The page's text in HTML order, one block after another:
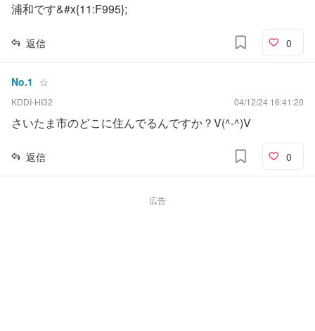
浦和です&#x{11:F995};
返信 0
No.1 ☆
KDDI-HI32 04/12/24 16:41:20
さいたま市のどこに住んでるんですか？V(^-^)V
返信 0
広告